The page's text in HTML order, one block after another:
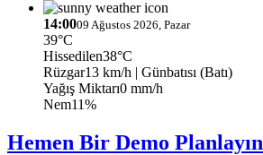
14:0009 Ağustos 2026, Pazar
39°C
Hissedilen38°C
Rüzgar13 km/h | Günbatısı (Batı)
Yağış Miktarı0 mm/h
Nem11%
Hemen Bir Demo Planlayın